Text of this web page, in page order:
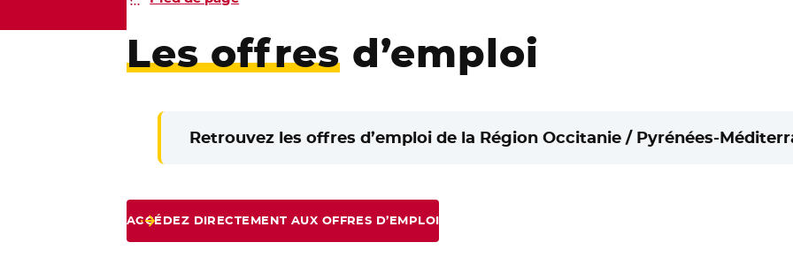
Les offresd’emploi
Retrouvez les offres d’emploi de la Région Occitanie / Pyrénées-
ACCÉDEZ DIRECTEMENT AUX OFFRES D’EMPLOI